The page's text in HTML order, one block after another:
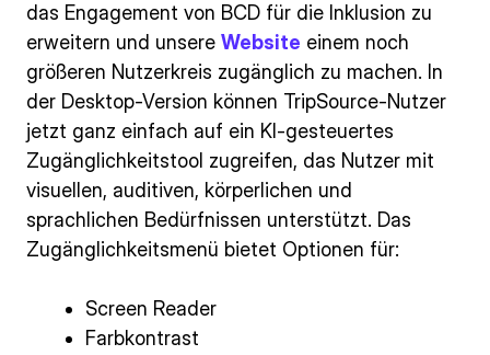
das Engagement von BCD für die Inklusion zu
erweitern und unsere Website einem noch
größeren Nutzerkreis zugänglich zu machen. In
der Desktop-Version können TripSource-Nutzer
jetzt ganz einfach auf ein KI-gesteuertes
Zugänglichkeitstool zugreifen, das Nutzer mit
visuellen, auditiven, körperlichen und
sprachlichen Bedürfnissen unterstützt. Das
Zugänglichkeitsmenü bietet Optionen für:
Screen Reader
Farbkontrast